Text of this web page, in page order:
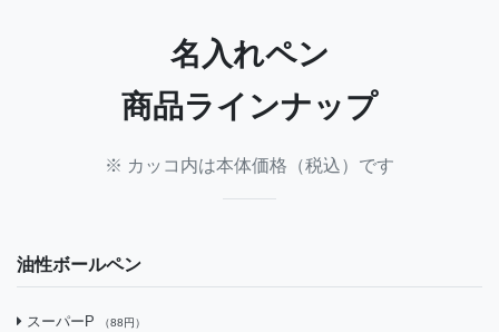
名入れペン
商品ラインナップ
※ カッコ内は本体価格（税込）です
油性ボールペン
スーパーP （88円）